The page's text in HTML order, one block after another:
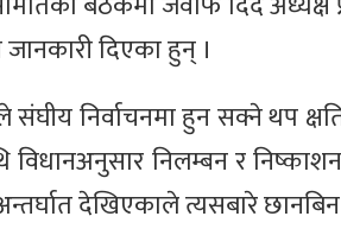
दिएका हुन् ।
संघीय निर्वाचनमा हुन सक्ने थप
विधानअनुसार निलम्बन र
देखिएकाले त्यसबारे